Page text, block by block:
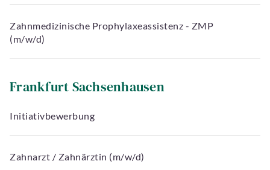
Zahnmedizinische Prophylaxeassistenz - ZMP
(m/w/d)
Frankfurt Sachsenhausen
Initiativbewerbung
Zahnarzt / Zahnärztin (m/w/d)